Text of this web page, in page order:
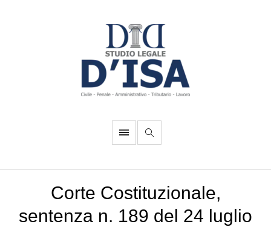
Corte Costituzionale,
sentenza n. 189 del 24 luglio